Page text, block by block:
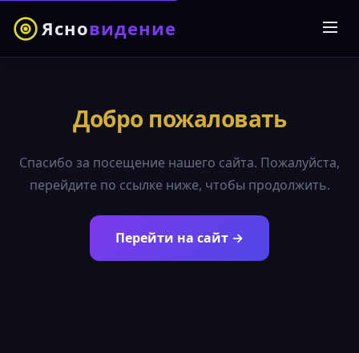
Ясновидение
Добро пожаловать
Спасибо за посещение нашего сайта. Пожалуйста,
перейдите по ссылке ниже, чтобы продолжить.
Перейти на сайт →